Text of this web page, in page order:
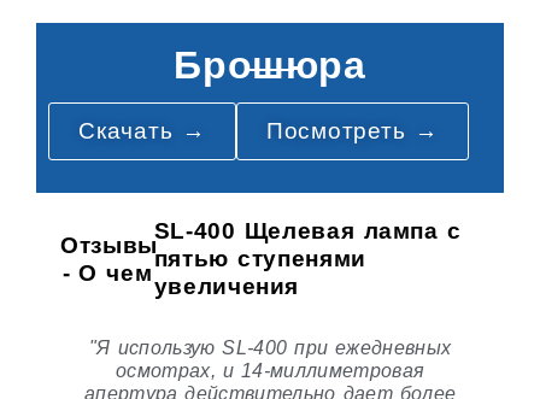
Брошюра
Скачать → Посмотреть →
Отзывы
- О чем
SL-400 Щелевая лампа с
пятью ступенями
увеличения
"Я использую SL-400 при ежедневных
осмотрах, и 14-миллиметровая
апертура действительно дает более